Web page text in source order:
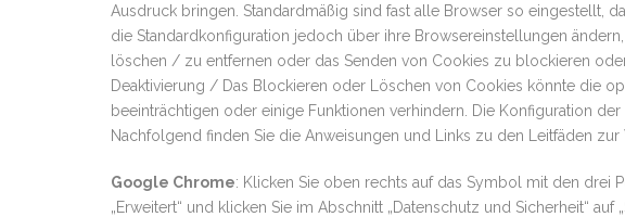
Ausdruck bringen. Standardmäßig sind fast alle Browser so eingestellt,
die Standardkonfiguration jedoch über ihre Browsereinstellungen
löschen / zu entfernen oder das Senden von Cookies zu blockieren
Deaktivierung / Das Blockieren oder Löschen von Cookies könnte die
beeinträchtigen oder einige Funktionen verhindern. Die Konfiguration
Nachfolgend finden Sie die Anweisungen und Links zu den Leitfäden
Google Chrome: Klicken Sie oben rechts auf das Symbol mit den drei
„Erweitert“ und klicken Sie im Abschnitt „Datenschutz und Sicherheit“ auf